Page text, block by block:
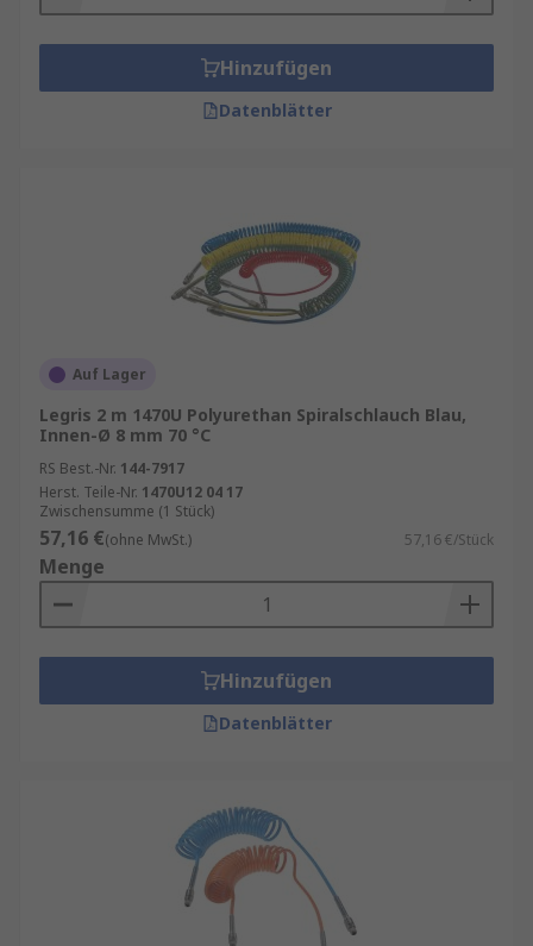
Hinzufügen
Datenblätter
Auf Lager
Legris 2 m 1470U Polyurethan Spiralschlauch Blau,
Innen-Ø 8 mm 70 °C
RS Best.-Nr. 144-7917
Herst. Teile-Nr. 1470U12 04 17
Zwischensumme (1 Stück)
57,16 €(ohne MwSt.) 57,16 €/Stück
Menge
Hinzufügen
Datenblätter